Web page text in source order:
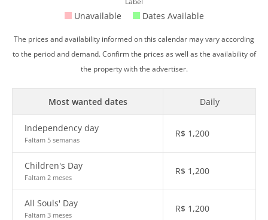
Unavailable Dates Available
The prices and availability informed on this calendar may vary according
to the period and demand. Confirm the prices as well as the availability of
the property with the advertiser.
Most wanted dates Daily
Independency day
Faltam 5 semanas
R$ 1,200
Children's Day
Faltam 2 meses
R$ 1,200
All Souls' Day
Faltam 3 meses
R$ 1,200